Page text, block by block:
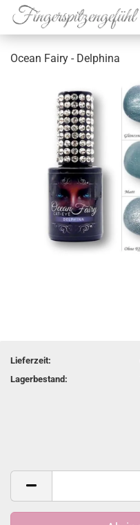
Ocean Fairy - Delphina
Lieferzeit:
Lagerbestand: